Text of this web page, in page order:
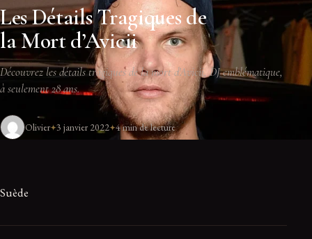
Les Détails Tragiques de
la Mort d’Avicii
Découvrez les détails tragiques de la mort d'Avicii, DJ emblématique,
à seulement 28 ans.
Olivier 3 janvier 2022 4 min de lecture
Suède